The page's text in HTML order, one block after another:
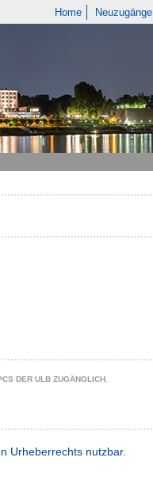
Home Neuzugänge
DER ULB ZUGÄNGLICH.
Urheberrechts nutzbar.